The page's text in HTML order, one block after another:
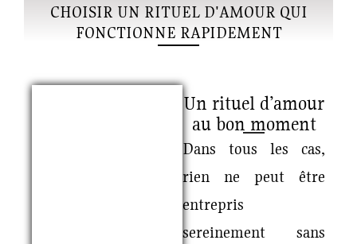
CHOISIR UN RITUEL D'AMOUR QUI
FONCTIONNE RAPIDEMENT
Un rituel d’amour
au bon moment
Dans tous les cas,
rien ne peut être
entrepris
sereinement sans